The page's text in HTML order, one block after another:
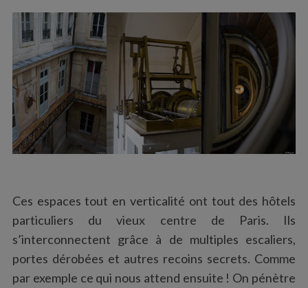
Ces espaces tout en verticalité ont tout des hôtels
particuliers du vieux centre de Paris. Ils
s’interconnectent grâce à de multiples escaliers,
portes dérobées et autres recoins secrets. Comme
par exemple ce qui nous attend ensuite ! On pénètre